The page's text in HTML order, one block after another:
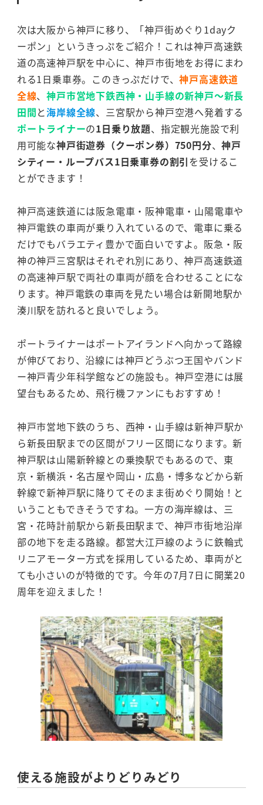
次は大阪から神戸に移り、「神戸街めぐり1dayク
ーポン」というきっぷをご紹介！これは神戸高速鉄
道の高速神戸駅を中心に、神戸市街地をお得にまわ
れる1日乗車券。このきっぷだけで、神戸高速鉄道
全線、神戸市営地下鉄西神・山手線の新神戸～新長
田間と海岸線全線、三宮駅から神戸空港へ発着する
ポートライナーの1日乗り放題、指定観光施設で利
用可能な神戸街遊券（クーポン券）750円分、神戸
シティー・ループバス1日乗車券の割引を受けるこ
とができます！
神戸高速鉄道には阪急電車・阪神電車・山陽電車や
神戸電鉄の車両が乗り入れているので、電車に乗る
だけでもバラエティ豊かで面白いですよ。阪急・阪
神の神戸三宮駅はそれぞれ別にあり、神戸高速鉄道
の高速神戸駅で両社の車両が顔を合わせることにな
ります。神戸電鉄の車両を見たい場合は新開地駅か
湊川駅を訪れると良いでしょう。
ポートライナーはポートアイランドへ向かって路線
が伸びており、沿線には神戸どうぶつ王国やバンド
ー神戸青少年科学館などの施設も。神戸空港には展
望台もあるため、飛行機ファンにもおすすめ！
神戸市営地下鉄のうち、西神・山手線は新神戸駅か
ら新長田駅までの区間がフリー区間になります。新
神戸駅は山陽新幹線との乗換駅でもあるので、東
京・新横浜・名古屋や岡山・広島・博多などから新
幹線で新神戸駅に降りてそのまま街めぐり開始！と
いうこともできそうですね。一方の海岸線は、三
宮・花時計前駅から新長田駅まで、神戸市街地沿岸
部の地下を走る路線。都営大江戸線のように鉄輪式
リニアモーター方式を採用しているため、車両がと
ても小さいのが特徴的です。今年の7月7日に開業20
周年を迎えました！
使える施設がよりどりみどり